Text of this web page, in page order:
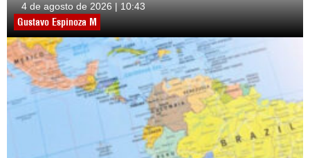
4 de agosto de 2026 | 10:43
Gustavo Espinoza M